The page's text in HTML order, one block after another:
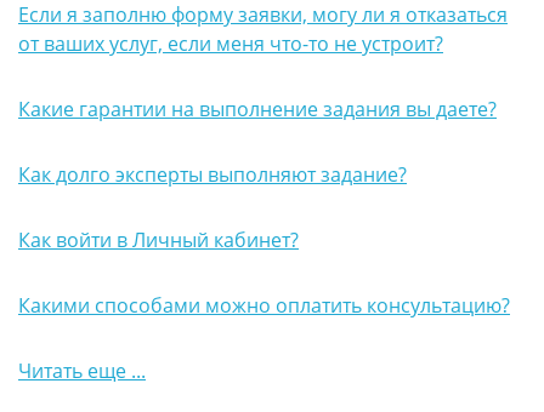
Если я заполню форму заявки, могу ли я отказаться
от ваших услуг, если меня что-то не устроит?
Какие гарантии на выполнение задания вы даете?
Как долго эксперты выполняют задание?
Как войти в Личный кабинет?
Какими способами можно оплатить консультацию?
Читать еще ...